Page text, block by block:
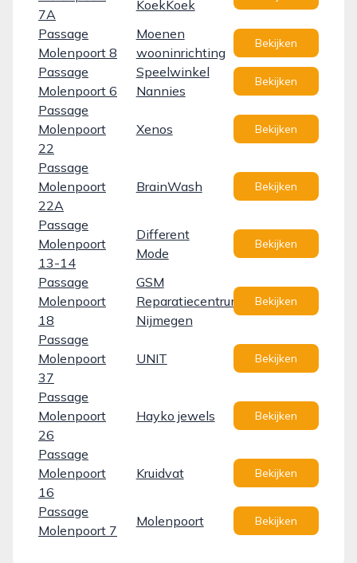
7A
KoekKoek
Passage
Molenpoort 8
Moenen
wooninrichting
Bekijken
Passage
Molenpoort 6
Speelwinkel
Nannies
Bekijken
Passage
Molenpoort
22
Xenos Bekijken
Passage
Molenpoort
22A
BrainWash Bekijken
Passage
Molenpoort
13-14
Different
Mode
Bekijken
Passage
Molenpoort
18
GSM
Reparatiecentrum
Nijmegen
Bekijken
Passage
Molenpoort
37
UNIT Bekijken
Passage
Molenpoort
26
Hayko jewels Bekijken
Passage
Molenpoort
16
Kruidvat Bekijken
Passage
Molenpoort 7
Molenpoort Bekijken